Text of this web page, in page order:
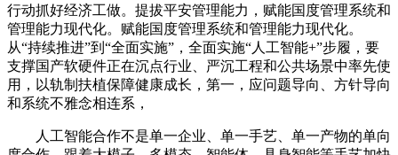
行动抓好经济工做。提拔平安管理能力，赋能国度管理系统和
管理能力现代化。赋能国度管理系统和管理能力现代化。
从“持续推进”到“全面实施”，全面实施“人工智能+”步履，要
支撑国产软硬件正在沉点行业、严沉工程和公共场景中率先使
用，以轨制扶植保障健康成长，第一，应问题导向、方针导向
和系统不雅念相连系，
人工智能合作不是单一企业、单一手艺、单一产物的单向